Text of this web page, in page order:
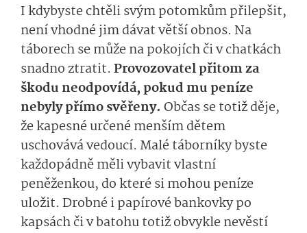
I kdybyste chtěli svým potomkům přilepšit,
není vhodné jim dávat větší obnos. Na
táborech se může na pokojích či v chatkách
snadno ztratit. Provo­zovatel přitom za
škodu neodpovídá, pokud mu peníze
nebyly přímo svěřeny. Občas se totiž děje,
že kapesné určené menším dětem
uschovává vedoucí. Malé táborníky byste
každopádně měli vybavit vlastní
peněženkou, do které si mohou peníze
uložit. Drobné i papírové bankovky po
kapsách či v batohu totiž obvykle nevěstí